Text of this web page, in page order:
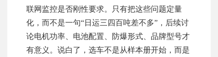
联网监控是否刚性要求。只有把这些问题定量
化，而不是一句“日运三四百吨差不多”，后续讨
论电机功率、电池配置、防爆形式、品牌型号才
有意义。说白了，选车不是从样本册开始，而是